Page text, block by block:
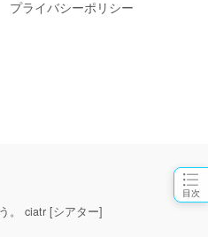
目次
プライバシーポリシー
。 ciatr [シアター]